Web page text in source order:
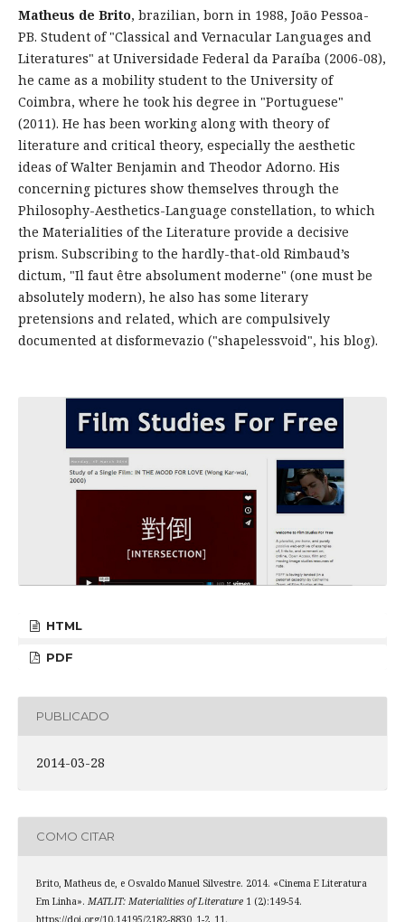
Matheus de Brito, brazilian, born in 1988, João Pessoa-
PB. Student of "Classical and Vernacular Languages and
Literatures" at Universidade Federal da Paraíba (2006-08),
he came as a mobility student to the University of
Coimbra, where he took his degree in "Portuguese"
(2011). He has been working along with theory of
literature and critical theory, especially the aesthetic
ideas of Walter Benjamin and Theodor Adorno. His
concerning pictures show themselves through the
Philosophy-Aesthetics-Language constellation, to which
the Materialities of the Literature provide a decisive
prism. Subscribing to the hardly-that-old Rimbaud’s
dictum, "Il faut être absolument moderne" (one must be
absolutely modern), he also has some literary
pretensions and related, which are compulsively
documented at disformevazio ("shapelessvoid", his blog).
HTML
PDF
PUBLICADO
2014-03-28
COMO CITAR
Brito, Matheus de, e Osvaldo Manuel Silvestre. 2014. «Cinema E Literatura
Em Linha». MATLIT: Materialities of Literature1 (2):149-54.
https://doi.org/10.14195/2182-8830_1-2_11.